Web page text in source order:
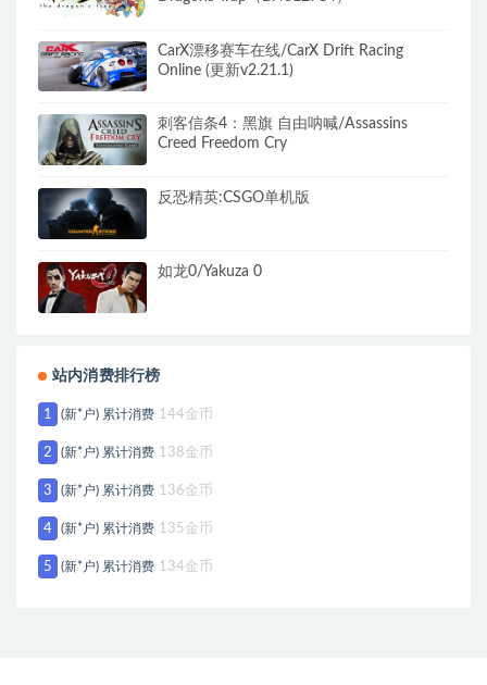
CarX漂移赛车在线/CarX Drift Racing
Online (更新v2.21.1)
刺客信条4：黑旗 自由呐喊/Assassins
Creed Freedom Cry
反恐精英:CSGO单机版
如龙0/Yakuza 0
站内消费排行榜
1 (新*户) 累计消费 144金币
2 (新*户) 累计消费 138金币
3 (新*户) 累计消费 136金币
4 (新*户) 累计消费 135金币
5 (新*户) 累计消费 134金币